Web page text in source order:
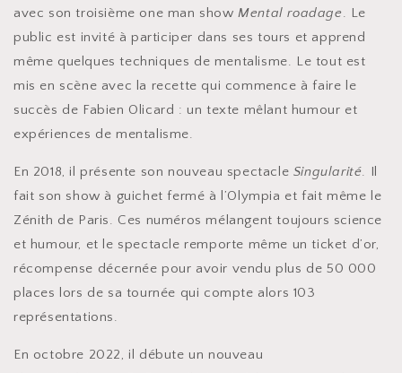
avec son troisième one man showMental roadage. Le
public est invité à participer dans ses tours et apprend
même quelques techniques de mentalisme. Le tout est
mis en scène avec la recette qui commence à faire le
succès de Fabien Olicard : un texte mêlant humour et
expériences de mentalisme.
En 2018, il présente son nouveau spectacle Singularité. Il
fait son show à guichet fermé à l’Olympia et fait même le
Zénith de Paris. Ces numéros mélangent toujours science
et humour, et le spectacle remporte même un ticket d’or,
récompense décernée pour avoir vendu plus de 50 000
places lors de sa tournée qui compte alors 103
représentations.
En octobre 2022, il débute un nouveau